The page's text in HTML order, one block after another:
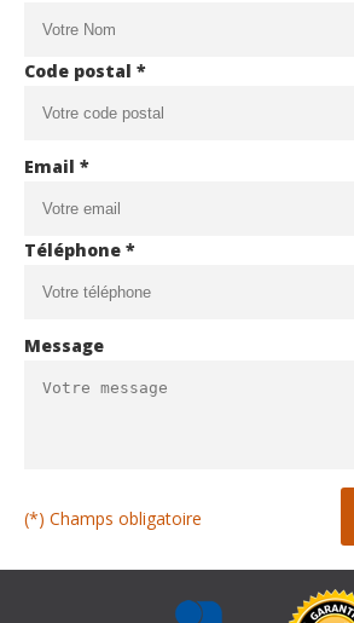
Code postal *
Email *
Téléphone *
Message
(*) Champs obligatoire